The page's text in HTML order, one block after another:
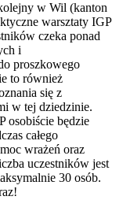
w Wil (kanton
warsztaty IGP
czeka ponad
i
proszkowego
to również
się z
w tej dziedzinie.
osobiście będzie
całego
wrażeń oraz
uczestników jest
30 osób.